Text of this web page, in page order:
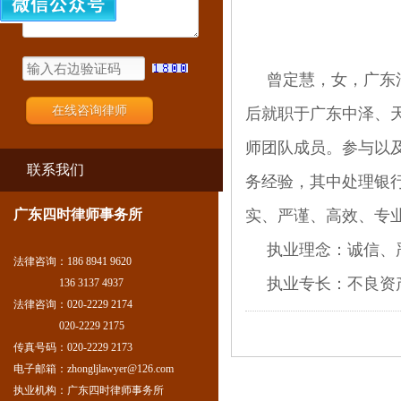
联系我们
广东四时律师事务所
法律咨询：186 8941 9620
136 3137 4937
法律咨询：020-2229 2174
020-2229 2175
传真号码：020-2229 2173
电子邮箱：zhongljlawyer@126.com
执业机构：广东四时律师事务所
曾定慧，女，广
后就职于广东中泽、
师团队成员。参与以
务经验，其中处理银
实、严谨、高效、专
执业理念：诚信
执业专长：不良